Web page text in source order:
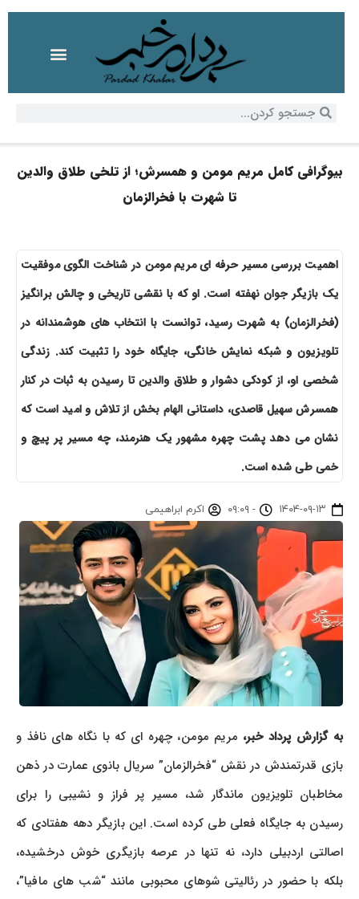
بیوگرافی کامل مریم مومن و همسرش؛ از تلخی طلاق والدین
تا شهرت با فخرالزمان
اهمیت بررسی مسیر حرفه ای مریم مومن در شناخت الگوی موفقیت
یک بازیگر جوان نهفته است. او که با نقشی تاریخی و چالش برانگیز
(فخرالزمان) به شهرت رسید، توانست با انتخاب های هوشمندانه در
تلویزیون و شبکه نمایش خانگی، جایگاه خود را تثبیت کند. زندگی
شخصی او، از کودکی دشوار و طلاق والدین تا رسیدن به ثبات در کنار
همسرش سهیل قاصدی، داستانی الهام بخش از تلاش و امید است که
نشان می دهد پشت چهره مشهور یک هنرمند، چه مسیر پر پیچ و
خمی طی شده است.
۱۴۰۴-۰۹-۱۳ - ۰۹:۰۹ اکرم ابراهیمی
به گزارش پرداد خبر،مریم مومن، چهره ای که با نگاه های نافذ و
بازی قدرتمندش در نقش “فخرالزمان” سریال بانوی عمارت در ذهن
مخاطبان تلویزیون ماندگار شد، مسیر پر فراز و نشیبی را برای
رسیدن به جایگاه فعلی طی کرده است. این بازیگر دهه هفتادی که
اصالتی اردبیلی دارد، نه تنها در عرصه بازیگری خوش درخشیده،
بلکه با حضور در رئالیتی شوهای محبوبی مانند “شب های مافیا”،